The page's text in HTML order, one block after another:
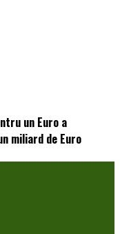
un Euro a
miliard de Euro